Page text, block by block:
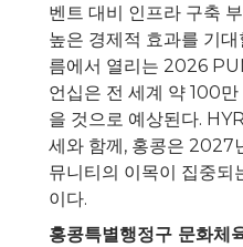
벤트 대비 인프라 구축
높은 경제적 효과를 기
름에서 열리는 2026
언십은 전 세계 약 100
을 것으로 예상된다.
세와 함께, 홍콩은 2027
뮤니티의 이목이 집중되
이다.
홍콩특별행정구 문화체